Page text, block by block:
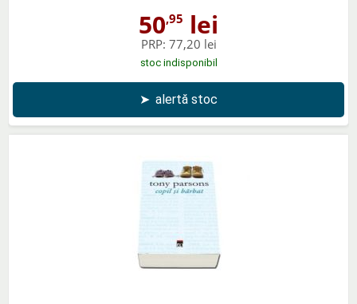
50,95 lei
PRP: 77,20 lei
stoc indisponibil
➤ alertă stoc